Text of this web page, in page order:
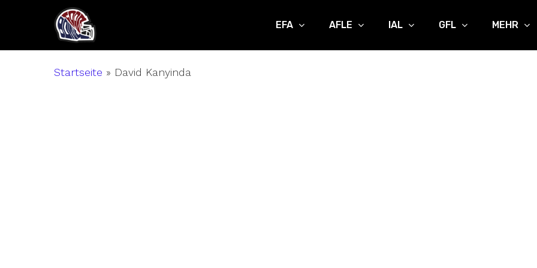
main
EFA AFLE IAL GFL MEHR
Startseite » David Kanyinda